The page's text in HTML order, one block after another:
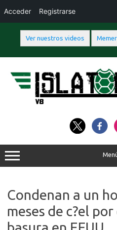
Ver nuestros videos
contenido
Condenan a un
meses de c?el
Acceder Registrarse